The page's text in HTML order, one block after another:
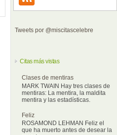
Tweets por @miscitascelebre
Citas más vistas
Clases de mentiras
MARK TWAIN Hay tres clases de
mentiras: La mentira, la maldita
mentira y las estadísticas.
Feliz
ROSAMOND LEHMAN Feliz el
que ha muerto antes de desear la